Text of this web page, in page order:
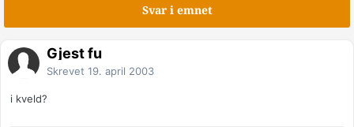
Svar i emnet
Gjest fu
Skrevet 19. april 2003
i kveld?